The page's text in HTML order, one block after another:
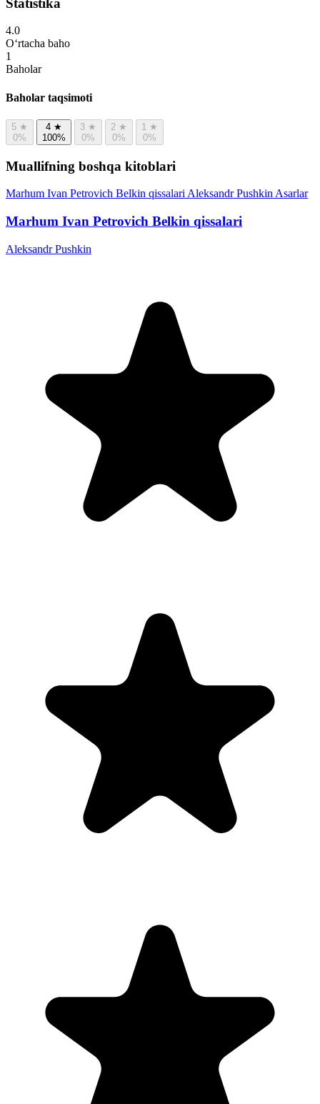
Statistika
4.0
O‘rtacha baho
1
Baholar
Baholar taqsimoti
5 ★
0%
4 ★
100%
3 ★
0%
2 ★
0%
1 ★
0%
Muallifning boshqa kitoblari
Marhum Ivan Petrovich Belkin qissalariAleksandr PushkinAsarlar
Marhum Ivan Petrovich Belkin qissalari
Aleksandr Pushkin